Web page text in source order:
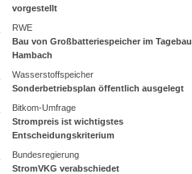
vorgestellt
RWE
Bau von Großbatteriespeicher im Tagebau
Hambach
Wasserstoffspeicher
Sonderbetriebsplan öffentlich ausgelegt
Bitkom-Umfrage
Strompreis ist wichtigstes
Entscheidungskriterium
Bundesregierung
StromVKG verabschiedet